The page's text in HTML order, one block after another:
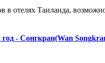
в отелях Таиланда,
- Сонгкран(Wan